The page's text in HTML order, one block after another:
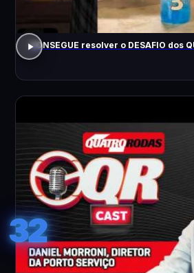
CONSEGUE resolver o DESAFIO dos
32